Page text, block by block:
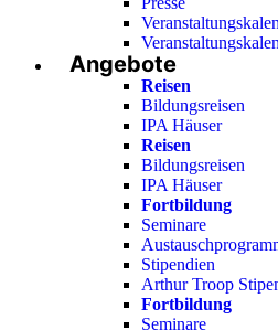
Angebote
Reisen
Bildungsreisen
IPA Häuser
Reisen
Bildungsreisen
IPA Häuser
Fortbildung
Seminare
Stipendien
Arthur Troop
Fortbildung
Seminare